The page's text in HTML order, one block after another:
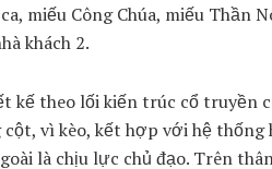
miếu Công Chúa, miếu Thần
khách 2.
kế theo lối kiến trúc cổ truyền
vì kèo, kết hợp với hệ
là chịu lực chủ đạo. Trên